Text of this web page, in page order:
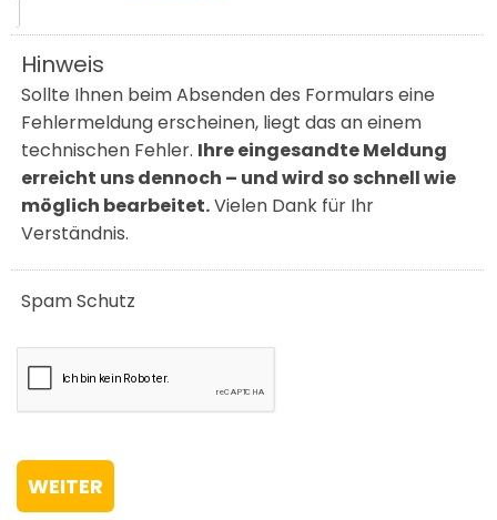
Hinweis
Sollte Ihnen beim Absenden des Formulars eine
Fehlermeldung erscheinen, liegt das an einem
technischen Fehler. Ihre eingesandte Meldung
erreicht uns dennoch – und wird so schnell wie
möglich bearbeitet.Vielen Dank für Ihr
Verständnis.
Spam Schutz
WEITER